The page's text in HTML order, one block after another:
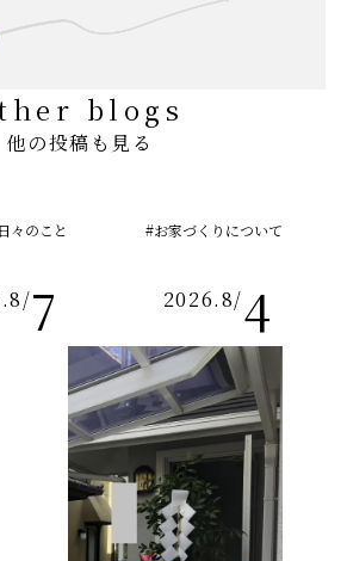
blogs
他の投稿も見る
/7
々のこと
2026.8/4
#お家づくりについて